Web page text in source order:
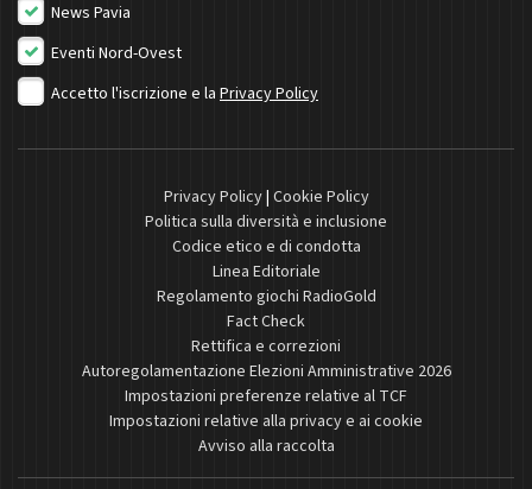
News Pavia
Eventi Nord-Ovest
Accetto l'iscrizione e la Privacy Policy
Privacy Policy| Cookie Policy
Politica sulla diversità e inclusione
Codice etico e di condotta
Linea Editoriale
Regolamento giochi RadioGold
Fact Check
Rettifica e correzioni
Autoregolamentazione Elezioni Amministrative 2026
Impostazioni preferenze relative al TCF
Impostazioni relative alla privacy e ai cookie
Avviso alla raccolta